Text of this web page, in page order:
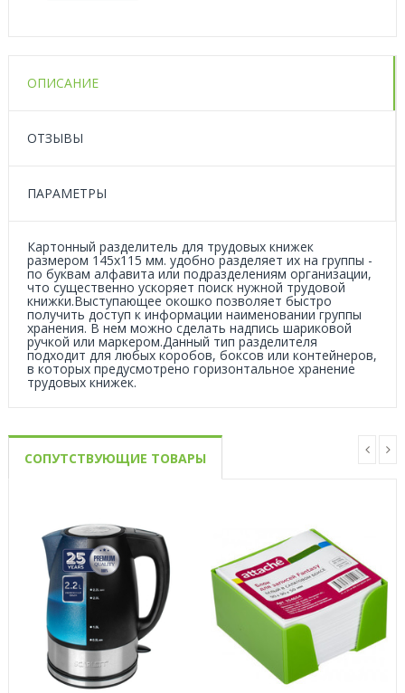
ОПИСАНИЕ
ОТЗЫВЫ
ПАРАМЕТРЫ
Картонный разделитель для трудовых книжек
размером 145х115 мм. удобно разделяет их на группы -
по буквам алфавита или подразделениям организации,
что существенно ускоряет поиск нужной трудовой
книжки.Выступающее окошко позволяет быстро
получить доступ к информации наименовании группы
хранения. В нем можно сделать надпись шариковой
ручкой или маркером.Данный тип разделителя
подходит для любых коробов, боксов или контейнеров,
в которых предусмотрено горизонтальное хранение
трудовых книжек.
СОПУТСТВУЮЩИЕ ТОВАРЫ